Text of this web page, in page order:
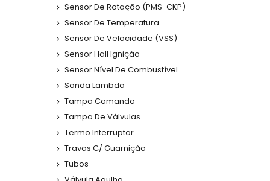
Sensor De Rotação (PMS-CKP)
Sensor De Temperatura
Sensor De Velocidade (VSS)
Sensor Hall Ignição
Sensor Nível De Combustível
Sonda Lambda
Tampa Comando
Tampa De Válvulas
Termo Interruptor
Travas C/ Guarnição
Tubos